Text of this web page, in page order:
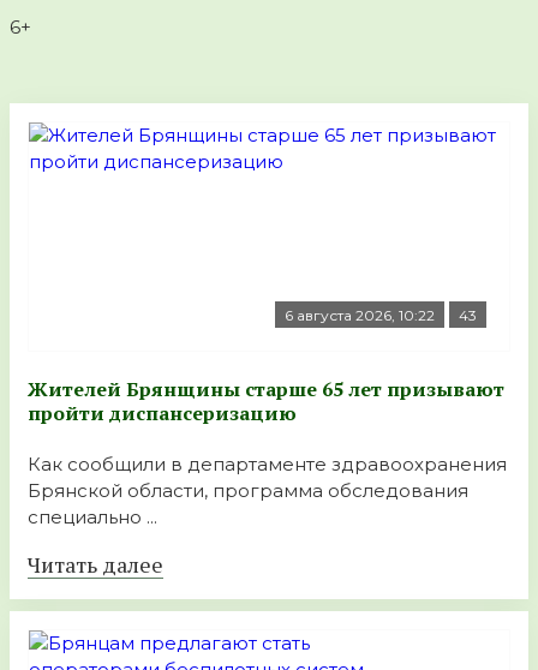
6+
6 августа 2026, 10:22 43
Жителей Брянщины старше 65 лет призывают
пройти диспансеризацию
Как сообщили в департаменте здравоохранения
Брянской области, программа обследования
специально ...
Читать далее